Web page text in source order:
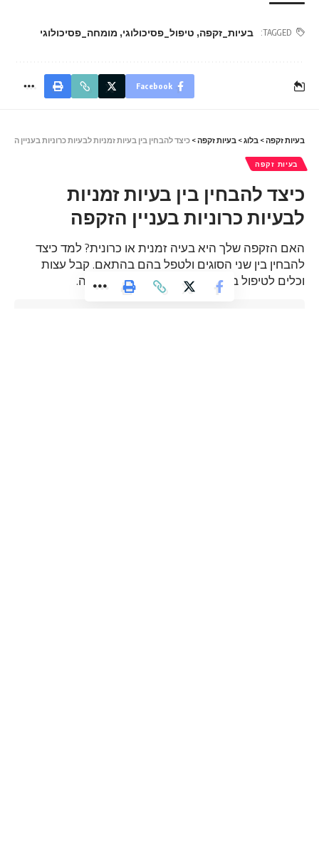
TAGGED: בעיות_זקפה, טיפול_פסיכולוגי, מומחה_פסיכולוגי
Facebook
בעיות זקפה> בלוג> בעיות זקפה> כיצד להבחין בין בעיות זמניות לבעיות כרוניות בעניין
בעיות זקפה
כיצד להבחין בין בעיות זמניות
לבעיות כרוניות בעניין הזקפה
האם הזקפה שלך היא בעיה זמנית או כרונית? למד כיצד
להבחין בין שני הסוגים ולטפל בהם בהתאם. קבל עצות
וכלים לטיפול בבעיות זקפה בצורה יעילה ויעילה.